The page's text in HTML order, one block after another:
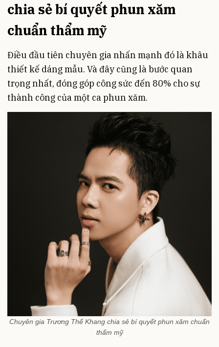
chia sẻ bí quyết phun xăm
chuẩn thẩm mỹ
Điều đầu tiên chuyên gia nhấn mạnh đó là khâu
thiết kế dáng mẫu. Và đây cũng là bước quan
trọng nhất, đóng góp công sức đến 80% cho sự
thành công của một ca phun xăm.
Chuyên gia Trương Thế Khang chia sẻ bí quyết phun xăm chuẩn
thẩm mỹ